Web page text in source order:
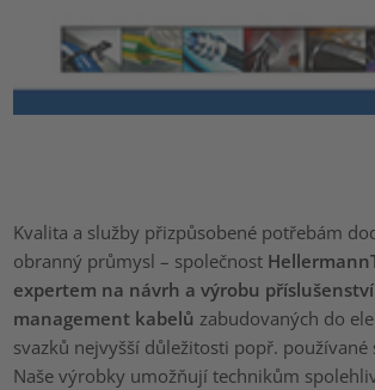
Kvalita a služby přizpůsobené potřebám
obranný průmysl – společnost
expertem na návrh a výrobu
management kabelů zabudovaných do
svazků nejvyšší důležitosti popř. používané
Naše výrobky umožňují technikům